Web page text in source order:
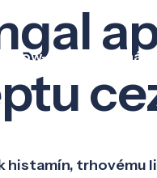
Know-how O nás
histamín, trhovému